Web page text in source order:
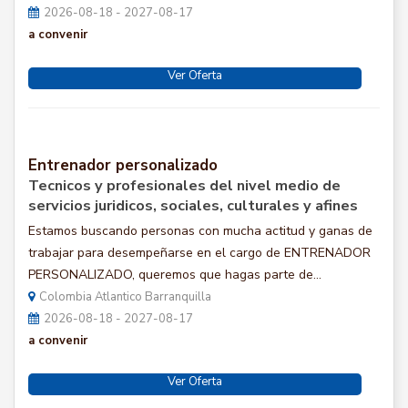
2026-08-18 - 2027-08-17
a convenir
Ver Oferta
Entrenador personalizado
Tecnicos y profesionales del nivel medio de
servicios juridicos, sociales, culturales y afines
Estamos buscando personas con mucha actitud y ganas de
trabajar para desempeñarse en el cargo de ENTRENADOR
PERSONALIZADO, queremos que hagas parte de...
Colombia Atlantico Barranquilla
2026-08-18 - 2027-08-17
a convenir
Ver Oferta